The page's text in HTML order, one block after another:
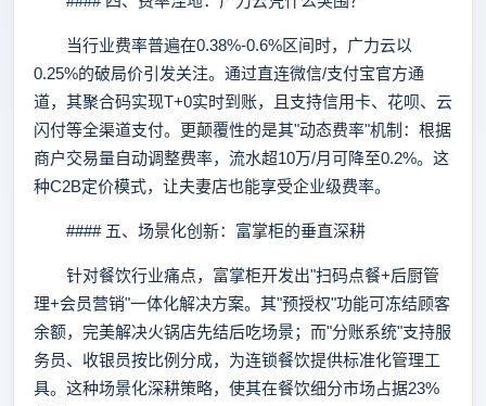
当行业费率普遍在0.38%-0.6%区间时，广力云以
0.25%的破局价引发关注。通过直连微信/支付宝官方通
道，其聚合码实现T+0实时到账，且支持信用卡、花呗、云
闪付等全渠道支付。更颠覆性的是其"动态费率"机制：根据
商户交易量自动调整费率，流水超10万/月可降至0.2%。这
种C2B定价模式，让夫妻店也能享受企业级费率。
#### 五、场景化创新：富掌柜的垂直深耕
针对餐饮行业痛点，富掌柜开发出"扫码点餐+后厨管
理+会员营销"一体化解决方案。其"预授权"功能可冻结顾客
余额，完美解决火锅店先结后吃场景；而"分账系统"支持服
务员、收银员按比例分成，为连锁餐饮提供标准化管理工
具。这种场景化深耕策略，使其在餐饮细分市场占据23%